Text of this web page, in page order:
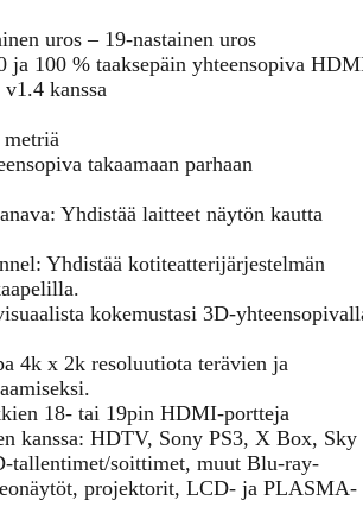
uros – 19-nastainen uros
100 % taaksepäin yhteensopiva
kanssa
takaamaan parhaan
Yhdistää laitteet näytön kautta
Yhdistää kotiteatterijärjestelmän
kokemustasi 3D-
4k x 2k resoluutiota terävien ja
18- tai 19pin HDMI-portteja
kanssa: HDTV, Sony PS3, X Box, Sky
tallentimet/soittimet, muut Blu-ray-
projektorit, LCD- ja PLASMA-